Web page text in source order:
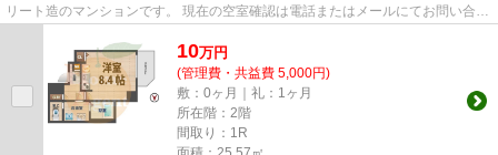
リート造のマンションです。 現在の空室確認は電話またはメールにてお問い合わ
10万円
(管理費・共益費 5,000円)
敷：0ヶ月｜礼：1ヶ月
所在階：2階
間取り：1R